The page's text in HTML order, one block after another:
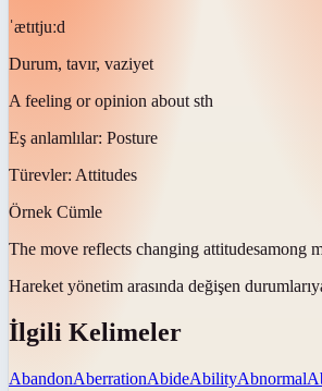
ˈætɪtjuːd
Durum, tavır, vaziyet
A feeling or opinion about sth
Eş anlamlılar: Posture
Türevler: Attitudes
Örnek Cümle
The move reflects changing attitudesamong
Hareket yönetim arasında değişen durumları
İlgili Kelimeler
AbandonAberrationAbideAbilityAbnormal